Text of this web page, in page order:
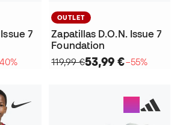
7
OUTLET
Zapatillas D.O.N. Issue 7
Foundation
119,99 €53,99 €−55%